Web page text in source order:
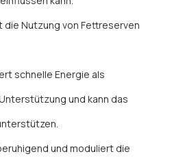
die Nutzung von Fettreserven
schnelle Energie als
und kann das
und moduliert die